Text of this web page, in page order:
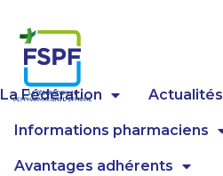
La Fédération Actualités
Informations pharmaciens
Avantages adhérents